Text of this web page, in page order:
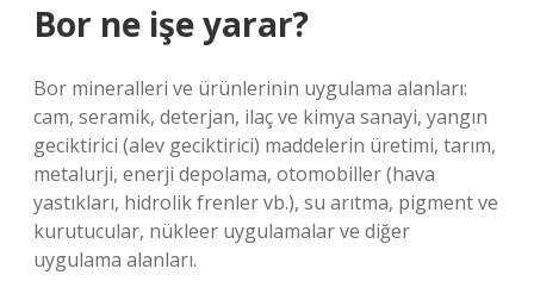
Bor ne işe yarar?
Bor mineralleri ve ürünlerinin uygulama alanları:
cam, seramik, deterjan, ilaç ve kimya sanayi, yangın
geciktirici (alev geciktirici) maddelerin üretimi, tarım,
metalurji, enerji depolama, otomobiller (hava
yastıkları, hidrolik frenler vb.), su arıtma, pigment ve
kurutucular, nükleer uygulamalar ve diğer
uygulama alanları.